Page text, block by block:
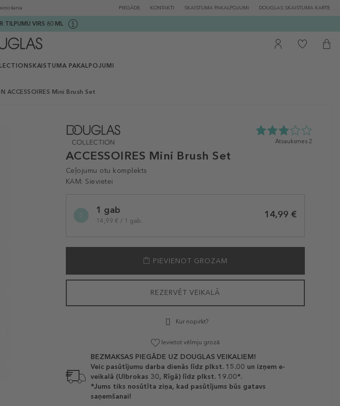
PIEGĀDE KONTAKTI SKAISTUMA PAKALPOJUMI DOUGLAS SKAISTUMA KARTE
TILPUMU VIRS 80 ML
SKAISTUMA PAKALPOJUMI
ACCESSOIRES Mini Brush Set
ACCESSOIRES Mini Brush Set
Ceļojumu otu komplekts
KAM: Sievietei
3.0
Atsauksmes 2
variation1 gab
14,99 € / 1 gab.
14,99 €
PIEVIENOT GROZAM
REZERVĒT VEIKALĀ
Kur nopirkt?
Ievietot vēlmju grozā
BEZMAKSAS PIEGĀDE UZ DOUGLAS VEIKALIEM!
Veic pasūtījumu darba dienās līdz plkst. 15.00 un izņem e-
veikalā (Ulbrokas 30, Rīgā) līdz plkst. 19.00*.
*Jums tiks nosūtīta ziņa, kad pasūtījums būs gatavs
saņemšanai!